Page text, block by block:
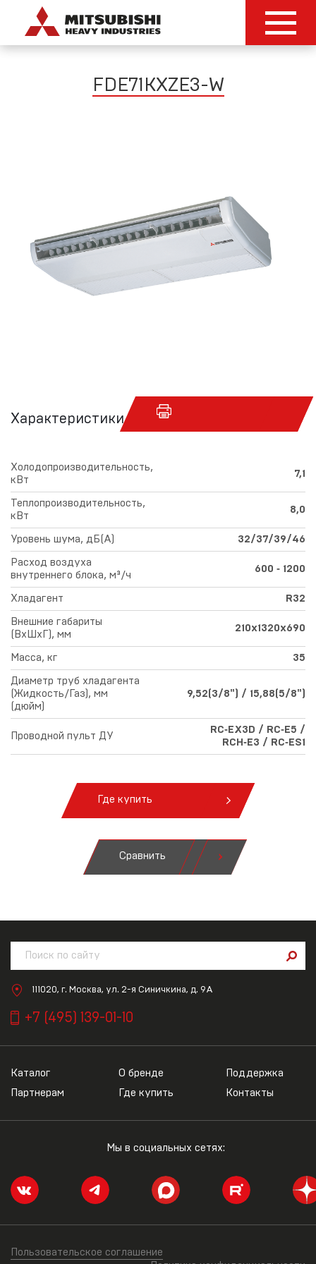
FDE71KXZE3-W
Характеристики
Холодопроизводительность,
кВт
7,1
Теплопроизводительность,
кВт
8,0
Уровень шума, дБ(А) 32/37/39/46
Расход воздуха
внутреннего блока, м³/ч
600 ‑ 1200
Хладагент R32
Внешние габариты
(ВхШхГ), мм
210х1320х690
Масса, кг 35
Диаметр труб хладагента
(Жидкость/Газ), мм
(дюйм)
9,52(3/8") / 15,88(5/8")
Проводной пульт ДУ
RC‑EX3D / RC‑E5 /
RCH‑E3 / RC‑ES1
Где купить
Сравнить
111020, г. Москва, ул. 2-я Синичкина, д. 9А
+7 (495) 139-01-10
Каталог О бренде
Поддержка
Партнерам
Где купить Контакты
Мы в социальных сетях:
Пользовательское соглашение